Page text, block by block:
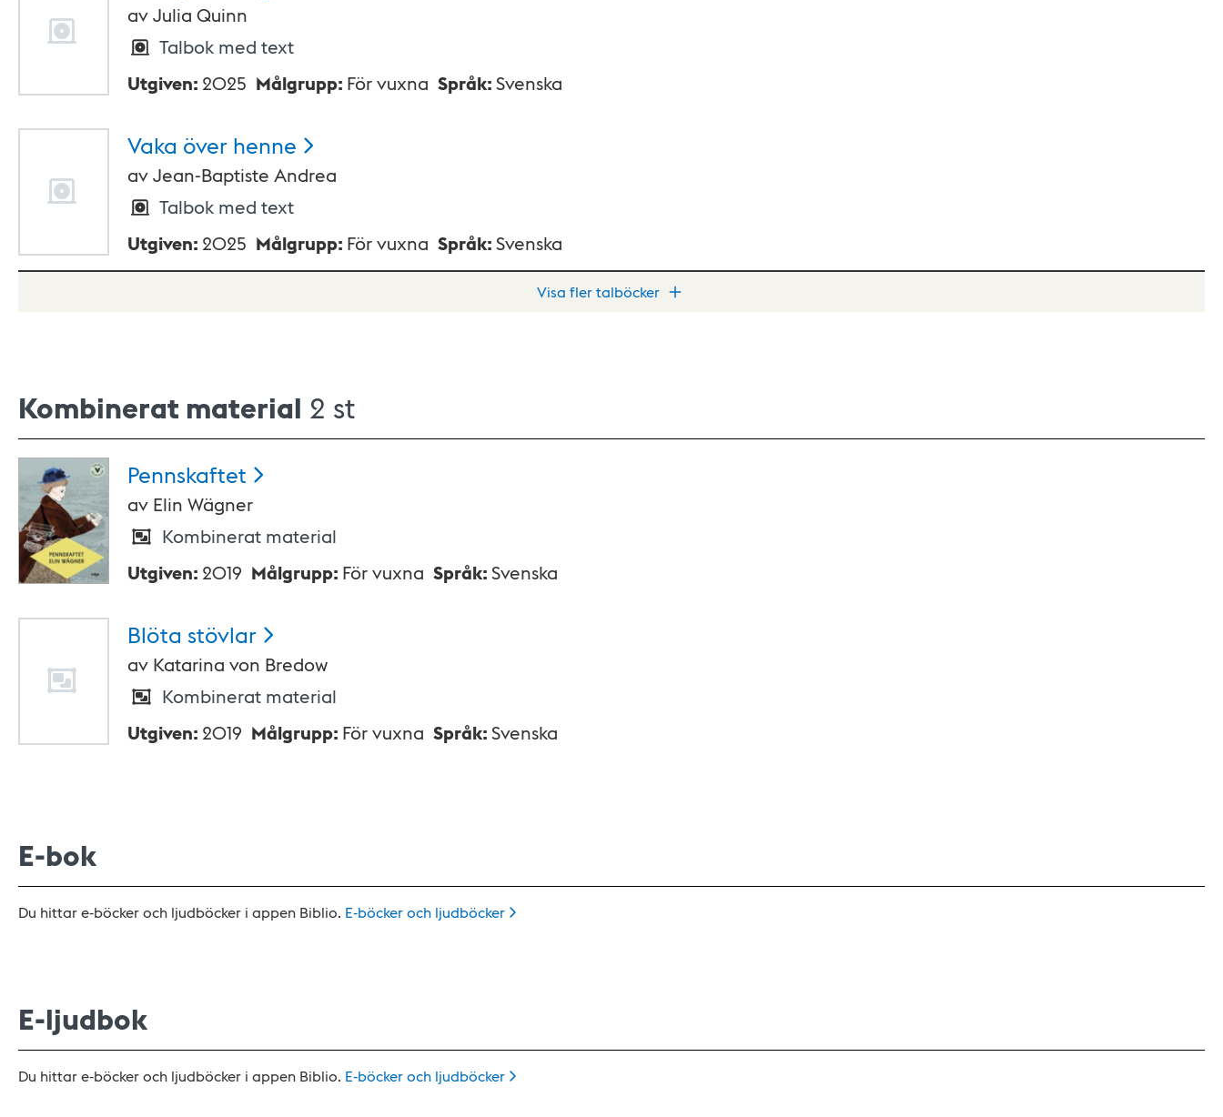
avJulia Quinn
Talbok med text
Utgiven: 2025 Målgrupp: För vuxna Språk:Svenska
Vaka över henne
avJean-Baptiste Andrea
Talbok med text
Utgiven: 2025 Målgrupp: För vuxna Språk:Svenska
Visa fler talböcker
Kombinerat material 2 st
Pennskaftet
av Elin Wägner
Kombinerat material
Utgiven: 2019 Målgrupp: För vuxna Språk:Svenska
Blöta stövlar
av Katarina von Bredow
Kombinerat material
Utgiven: 2019 Målgrupp: För vuxna Språk:Svenska
E-bok
Du hittar e-böcker och ljudböcker i appen Biblio. E-böcker och ljudböcker
E-ljudbok
Du hittar e-böcker och ljudböcker i appen Biblio. E-böcker och ljudböcker